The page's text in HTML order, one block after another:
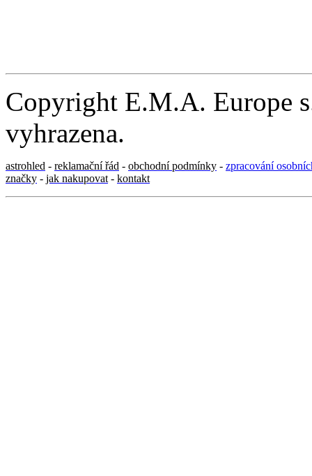
Copyright E.M.A. Europe
vyhrazena.
astrohled - reklamační řád - obchodní podmínky - zpracování
značky - jak nakupovat - kontakt